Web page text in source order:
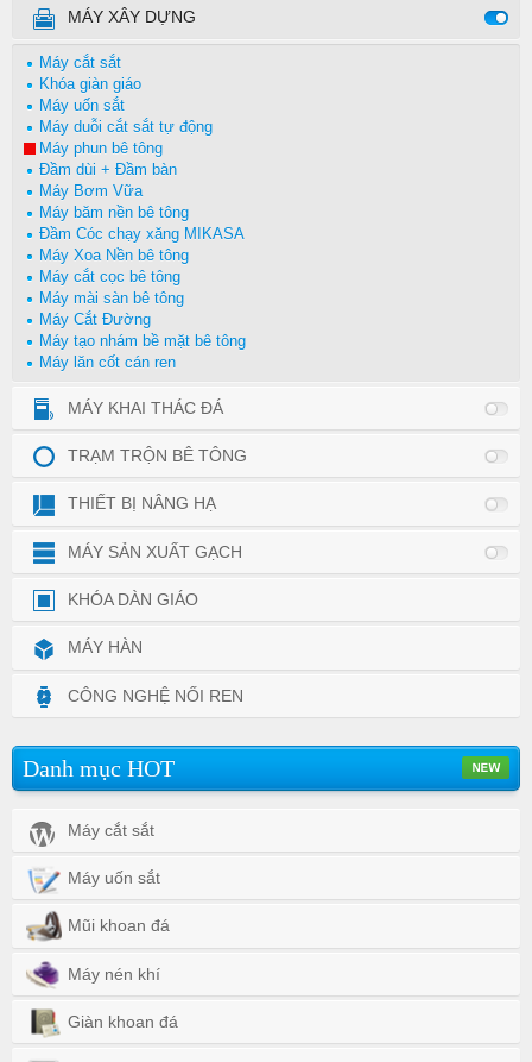
MÁY XÂY DỰNG
Máy cắt sắt
Khóa giàn giáo
Máy uốn sắt
Máy duỗi cắt sắt tự động
Máy phun bê tông
Đầm dùi + Đầm bàn
Máy Bơm Vữa
Máy băm nền bê tông
Đầm Cóc chạy xăng MIKASA
Máy Xoa Nền bê tông
Máy cắt cọc bê tông
Máy mài sàn bê tông
Máy Cắt Đường
Máy tạo nhám bề mặt bê tông
Máy lăn cốt cán ren
MÁY KHAI THÁC ĐÁ
TRẠM TRỘN BÊ TÔNG
THIẾT BỊ NÂNG HẠ
MÁY SẢN XUẤT GẠCH
KHÓA DÀN GIÁO
MÁY HÀN
CÔNG NGHỆ NỐI REN
Danh mục HOT
Máy cắt sắt
Máy uốn sắt
Mũi khoan đá
Máy nén khí
Giàn khoan đá